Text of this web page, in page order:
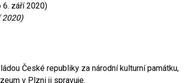
6. září 2020)
2020)
České republiky za národní kulturní památku,
v Plzni ji spravuje.